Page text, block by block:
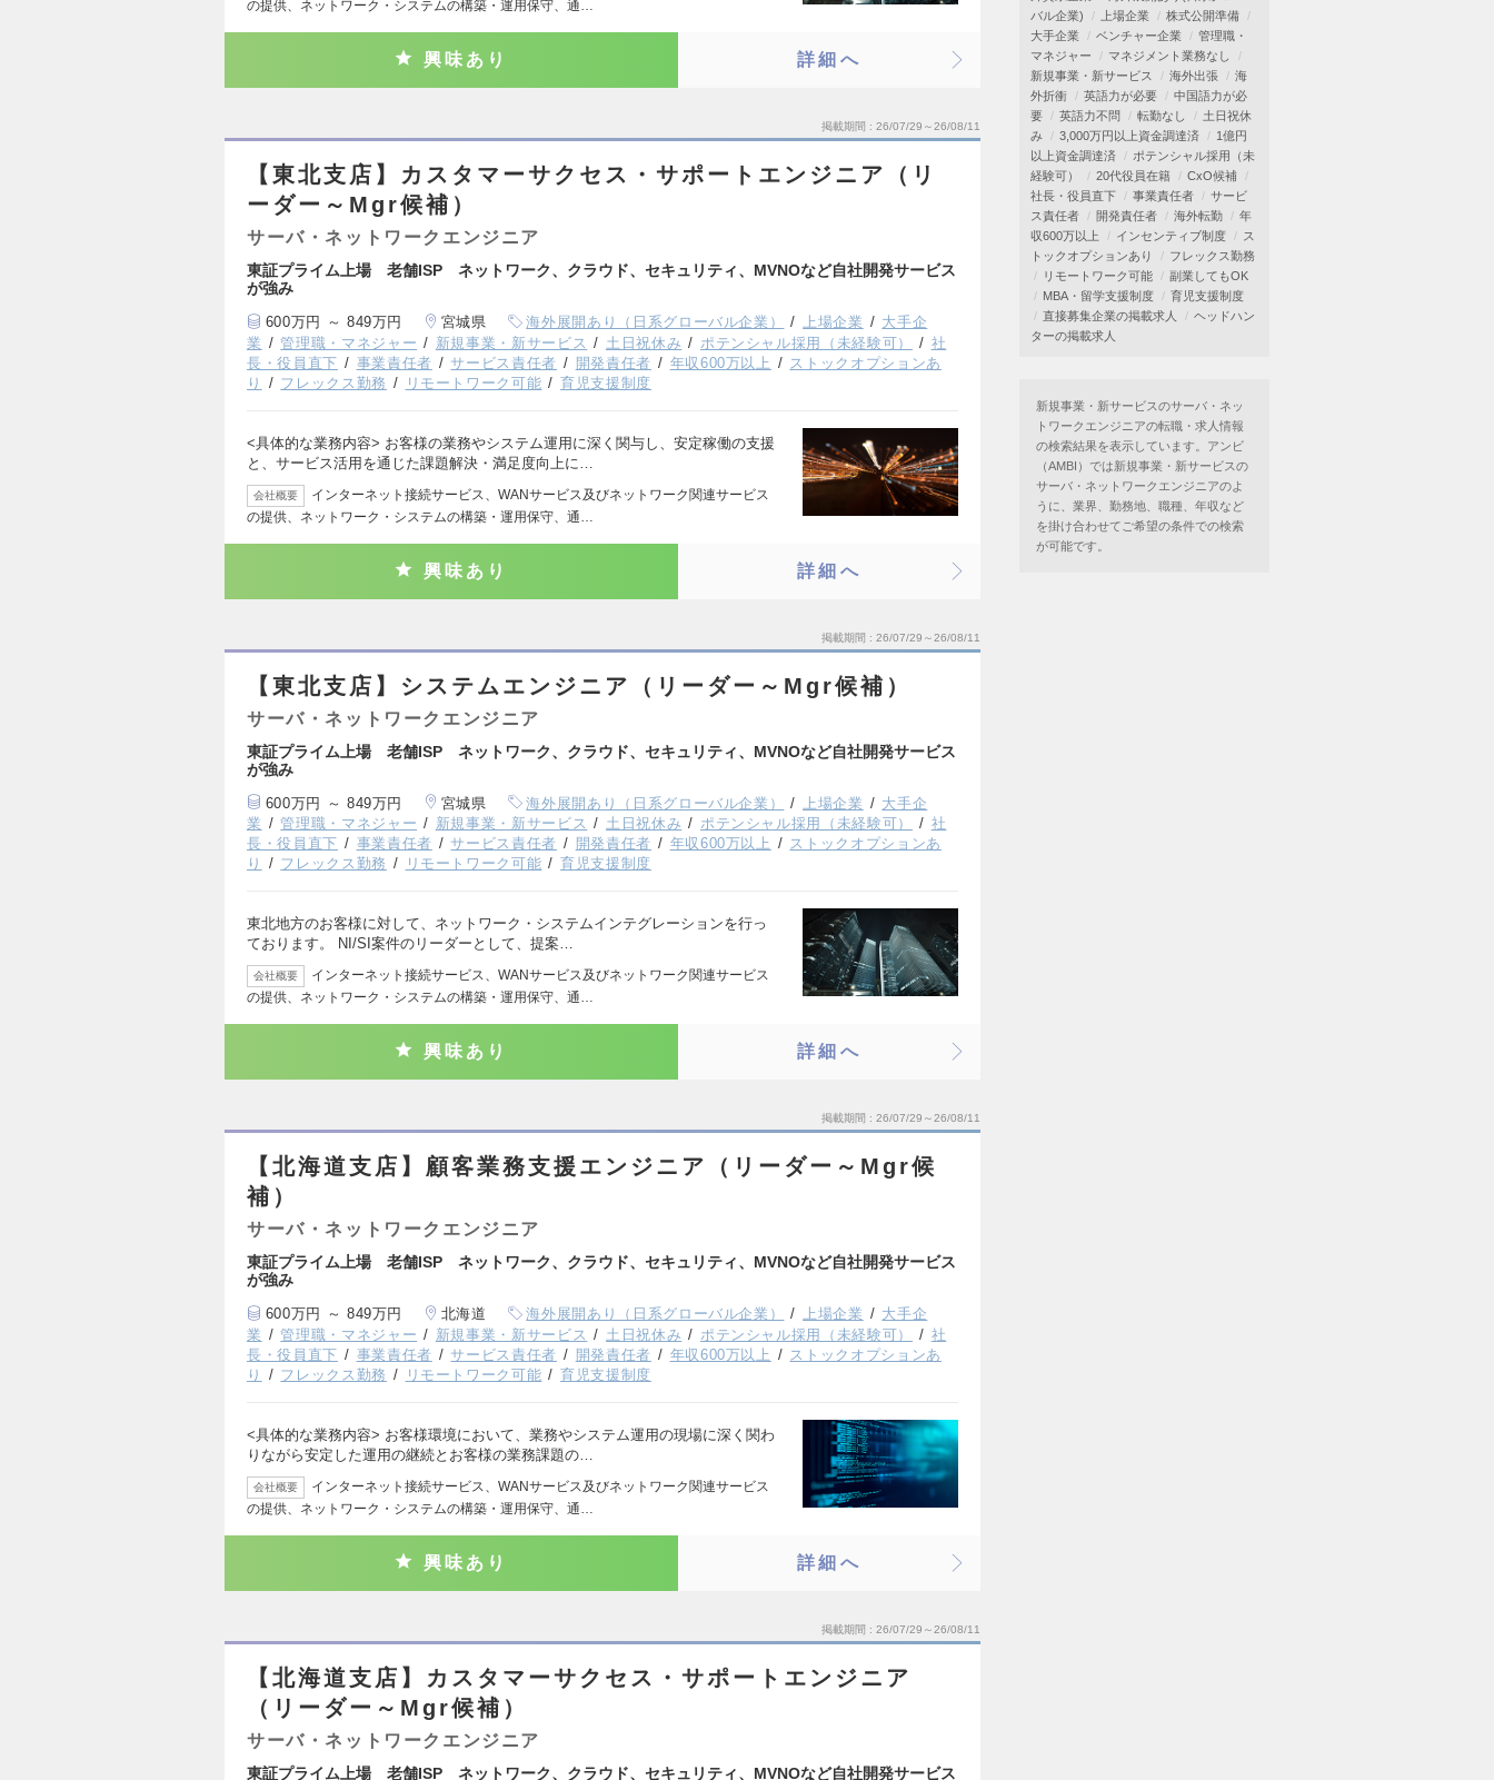
の提供、ネットワーク・システムの構築・運用保守、通…
興味あり 詳細へ
掲載期間 26/07/29～26/08/11
【東北支店】カスタマーサクセス・サポートエンジニア（リ
ーダー～Mgr候補）
サーバ・ネットワークエンジニア
東証プライム上場 老舗ISP ネットワーク、クラウド、セキュリティ、MVNOなど自社開発サービス
が強み
600万円 ～ 849万円 宮城県 海外展開あり（日系グローバル企業） 上場企業
大手企
業
管理職・マネジャー 新規事業・新サービス 土日祝休み ポテンシャル採用（未経験可）
社
長・役員直下
事業責任者 サービス責任者 開発責任者 年収600万以上
ストックオプションあ
り
フレックス勤務 リモートワーク可能 育児支援制度
<具体的な業務内容> お客様の業務やシステム運用に深く関与し、安定稼働の支援
と、サービス活用を通じた課題解決・満足度向上に…
会社概要
インターネット接続サービス、WANサービス及びネットワーク関連サービス
の提供、ネットワーク・システムの構築・運用保守、通…
興味あり 詳細へ
掲載期間 26/07/29～26/08/11
【東北支店】システムエンジニア（リーダー～Mgr候補）
サーバ・ネットワークエンジニア
東証プライム上場 老舗ISP ネットワーク、クラウド、セキュリティ、MVNOなど自社開発サービス
が強み
600万円 ～ 849万円 宮城県 海外展開あり（日系グローバル企業） 上場企業
大手企
業
管理職・マネジャー 新規事業・新サービス 土日祝休み ポテンシャル採用（未経験可）
社
長・役員直下
事業責任者 サービス責任者 開発責任者 年収600万以上
ストックオプションあ
り
フレックス勤務 リモートワーク可能 育児支援制度
東北地方のお客様に対して、ネットワーク・システムインテグレーションを行っ
ております。 NI/SI案件のリーダーとして、提案…
会社概要
インターネット接続サービス、WANサービス及びネットワーク関連サービス
の提供、ネットワーク・システムの構築・運用保守、通…
興味あり 詳細へ
掲載期間 26/07/29～26/08/11
【北海道支店】顧客業務支援エンジニア（リーダー～Mgr候
補）
サーバ・ネットワークエンジニア
東証プライム上場 老舗ISP ネットワーク、クラウド、セキュリティ、MVNOなど自社開発サービス
が強み
600万円 ～ 849万円 北海道 海外展開あり（日系グローバル企業） 上場企業
大手企
業
管理職・マネジャー 新規事業・新サービス 土日祝休み ポテンシャル採用（未経験可）
社
長・役員直下
事業責任者 サービス責任者 開発責任者 年収600万以上
ストックオプションあ
り
フレックス勤務 リモートワーク可能 育児支援制度
<具体的な業務内容> お客様環境において、業務やシステム運用の現場に深く関わ
りながら安定した運用の継続とお客様の業務課題の…
会社概要
インターネット接続サービス、WANサービス及びネットワーク関連サービス
の提供、ネットワーク・システムの構築・運用保守、通…
興味あり 詳細へ
掲載期間 26/07/29～26/08/11
【北海道支店】カスタマーサクセス・サポートエンジニア
（リーダー～Mgr候補）
サーバ・ネットワークエンジニア
東証プライム上場 老舗ISP ネットワーク、クラウド、セキュリティ、MVNOなど自社開発サービス
バル企業)
上場企業
株式公開準備
大手企業
ベンチャー企業
管理職・
マネジャー
マネジメント業務なし
新規事業・新サービス
海外出張
海
外折衝
英語力が必要
中国語力が必
要
英語力不問 転勤なし
土日祝休
み
3,000万円以上資金調達済
1億円
以上資金調達済
ポテンシャル採用（未
経験可）
20代役員在籍
CxO候補
社長・役員直下
事業責任者
サービ
ス責任者
開発責任者 海外転勤
年
収600万以上
インセンティブ制度
ス
トックオプションあり
フレックス勤務
リモートワーク可能
副業してもOK
MBA・留学支援制度
育児支援制度
直接募集企業の掲載求人
ヘッドハン
ターの掲載求人
新規事業・新サービスのサーバ・ネッ
トワークエンジニアの転職・求人情報
の検索結果を表示しています。アンビ
（AMBI）では新規事業・新サービスの
サーバ・ネットワークエンジニアのよ
うに、業界、勤務地、職種、年収など
を掛け合わせてご希望の条件での検索
が可能です。